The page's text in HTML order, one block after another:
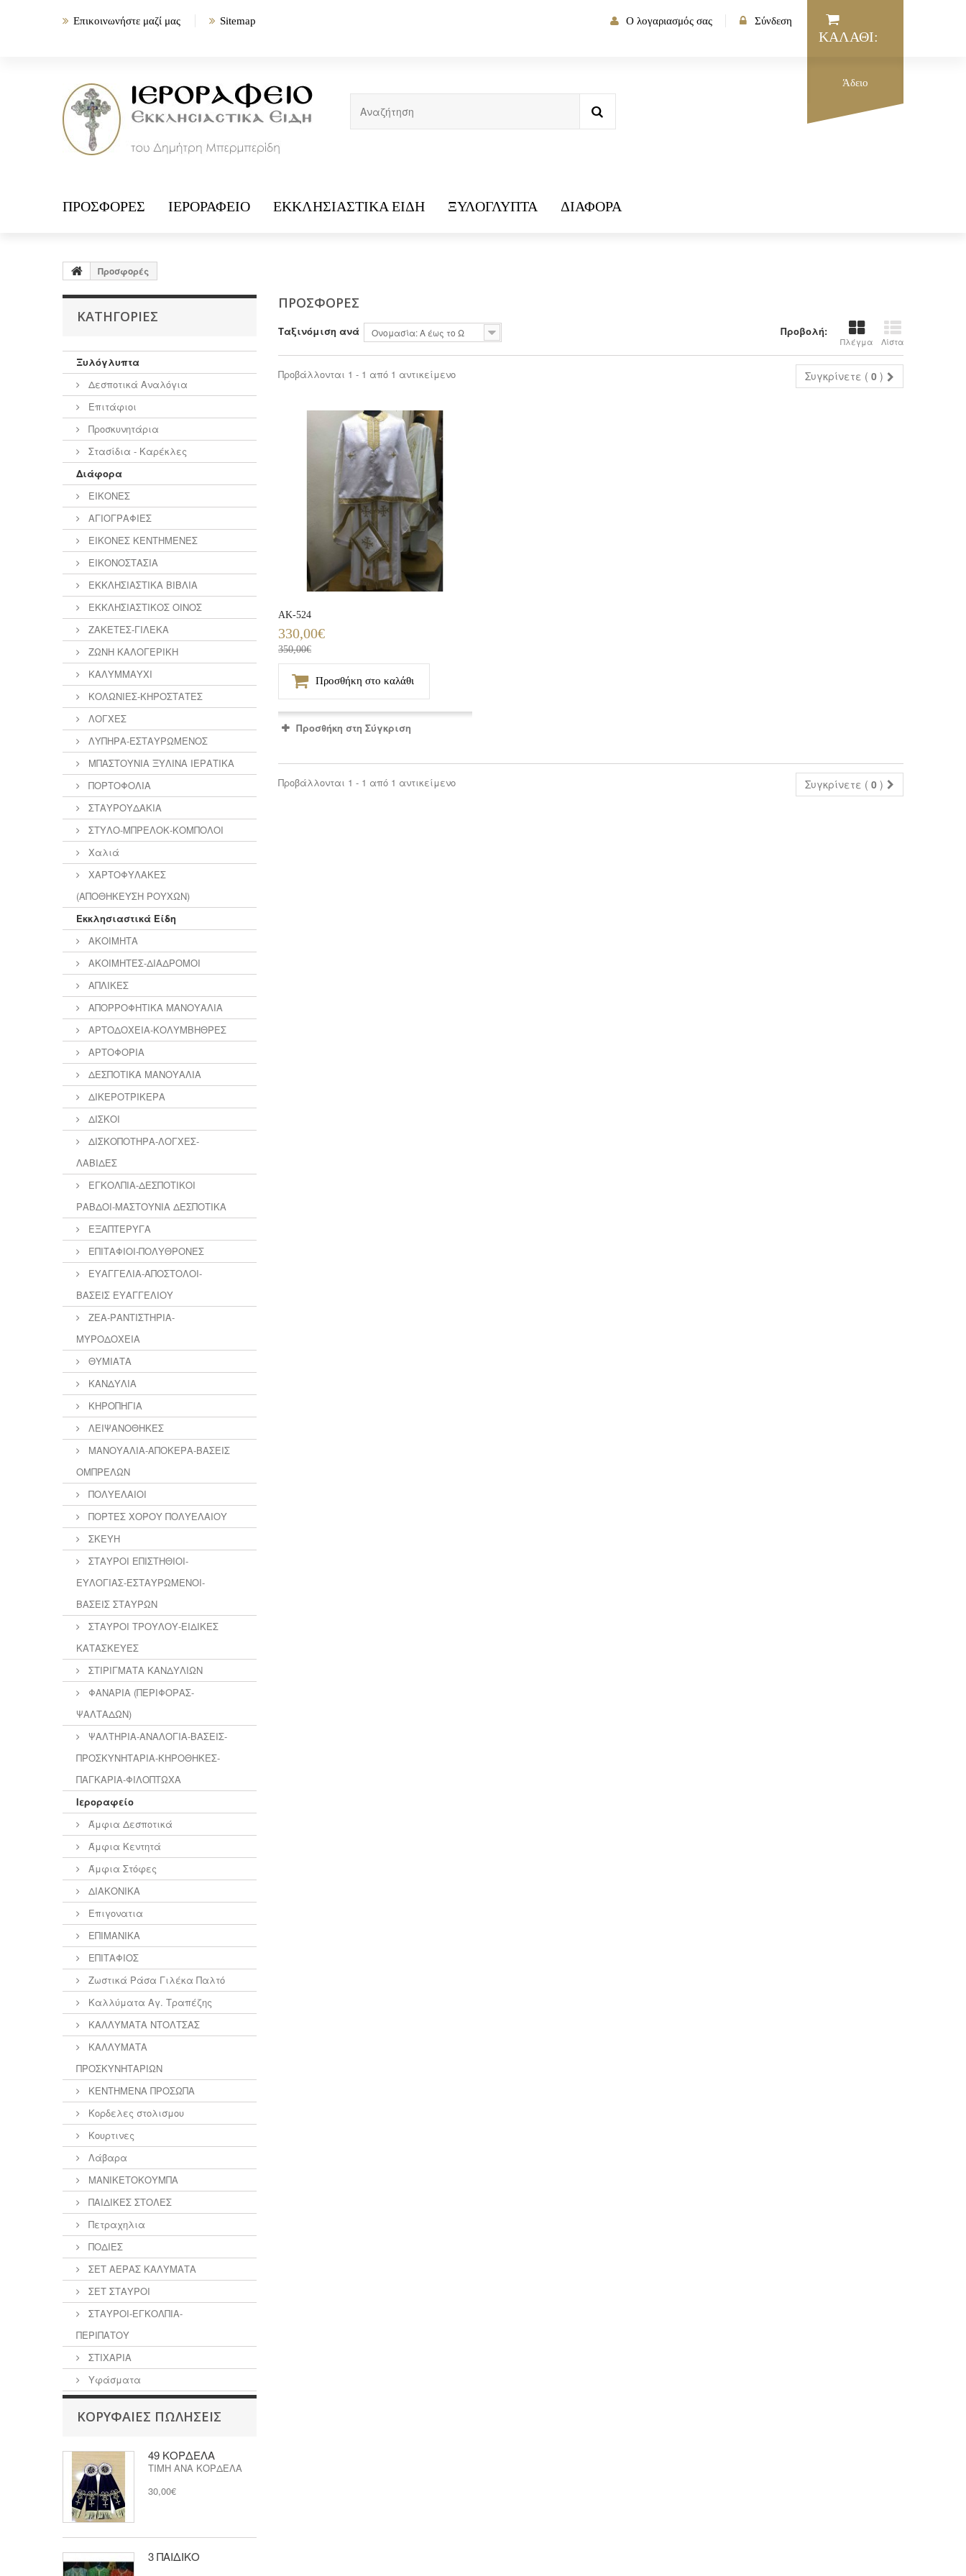
ΚΑΛΆΘΙ:
Άδειο
Σύνδεση
Ο λογαριασμός σας
Επικοινωνήστε μαζί μας Sitemap
ΠΡΟΣΦΟΡΈΣ ΙΕΡΟΡΑΦΕΊΟ ΕΚΚΛΗΣΙΑΣΤΙΚΆ ΕΊΔΗ ΞΥΛΌΓΛΥΠΤΑ ΔΙΆΦΟΡΑ
Προσφορές
ΚΑΤΗΓΟΡΊΕΣ
Ξυλόγλυπτα
Δεσποτικά Αναλόγια
Επιτάφιοι
Προσκυνητάρια
Στασίδια - Καρέκλες
Διάφορα
ΕΙΚΟΝΕΣ
ΑΓΙΟΓΡΑΦΙΕΣ
ΕΙΚΟΝΕΣ ΚΕΝΤΗΜΕΝΕΣ
ΕΙΚΟΝΟΣΤΑΣΙΑ
ΕΚΚΛΗΣΙΑΣΤΙΚΑ ΒΙΒΛΙΑ
ΕΚΚΛΗΣΙΑΣΤΙΚΟΣ ΟΙΝΟΣ
ΖΑΚΕΤΕΣ-ΓΙΛΕΚΑ
ΖΩΝΗ ΚΑΛΟΓΕΡΙΚΗ
ΚΑΛΥΜΜΑΥΧΙ
ΚΟΛΩΝΙΕΣ-ΚΗΡΟΣΤΑΤΕΣ
ΛΟΓΧΕΣ
ΛΥΠΗΡΑ-ΕΣΤΑΥΡΩΜΕΝΟΣ
ΜΠΑΣΤΟΥΝΙΑ ΞΥΛΙΝΑ ΙΕΡΑΤΙΚΑ
ΠΟΡΤΟΦΟΛΙΑ
ΣΤΑΥΡΟΥΔΑΚΙΑ
ΣΤΥΛΟ-ΜΠΡΕΛΟΚ-ΚΟΜΠΟΛΟΙ
Χαλιά
ΧΑΡΤΟΦΥΛΑΚΕΣ
(ΑΠΟΘΗΚΕΥΣΗ ΡΟΥΧΩΝ)
Εκκλησιαστικά Είδη
ΑΚΟΙΜΗΤΑ
ΑΚΟΙΜΗΤΕΣ-ΔΙΑΔΡΟΜΟΙ
ΑΠΛΙΚΕΣ
ΑΠΟΡΡΟΦΗΤΙΚΑ ΜΑΝΟΥΑΛΙΑ
ΑΡΤΟΔΟΧΕΙΑ-ΚΟΛΥΜΒΗΘΡΕΣ
ΑΡΤΟΦΟΡΙΑ
ΔΕΣΠΟΤΙΚΑ ΜΑΝΟΥΑΛΙΑ
ΔΙΚΕΡΟΤΡΙΚΕΡΑ
ΔΙΣΚΟΙ
ΔΙΣΚΟΠΟΤΗΡΑ-ΛΟΓΧΕΣ-
ΛΑΒΙΔΕΣ
ΕΓΚΟΛΠΙΑ-ΔΕΣΠΟΤΙΚΟΙ
ΡΑΒΔΟΙ-ΜΑΣΤΟΥΝΙΑ ΔΕΣΠΟΤΙΚΑ
ΕΞΑΠΤΕΡΥΓΑ
ΕΠΙΤΑΦΙΟΙ-ΠΟΛΥΘΡΟΝΕΣ
ΕΥΑΓΓΕΛΙΑ-ΑΠΟΣΤΟΛΟΙ-
ΒΑΣΕΙΣ ΕΥΑΓΓΕΛΙΟΥ
ΖΕΑ-ΡΑΝΤΙΣΤΗΡΙΑ-
ΜΥΡΟΔΟΧΕΙΑ
ΘΥΜΙΑΤΑ
ΚΑΝΔΥΛΙΑ
ΚΗΡΟΠΗΓΙΑ
ΛΕΙΨΑΝΟΘΗΚΕΣ
ΜΑΝΟΥΑΛΙΑ-ΑΠΟΚΕΡΑ-ΒΑΣΕΙΣ
ΟΜΠΡΕΛΩΝ
ΠΟΛΥΕΛΑΙΟΙ
ΠΟΡΤΕΣ ΧΟΡΟΥ ΠΟΛΥΕΛΑΙΟΥ
ΣΚΕΥΗ
ΣΤΑΥΡΟΙ ΕΠΙΣΤΗΘΙΟΙ-
ΕΥΛΟΓΙΑΣ-ΕΣΤΑΥΡΩΜΕΝΟΙ-
ΒΑΣΕΙΣ ΣΤΑΥΡΩΝ
ΣΤΑΥΡΟΙ ΤΡΟΥΛΟΥ-ΕΙΔΙΚΕΣ
ΚΑΤΑΣΚΕΥΕΣ
ΣΤΙΡΙΓΜΑΤΑ ΚΑΝΔΥΛΙΩΝ
ΦΑΝΑΡΙΑ (ΠΕΡΙΦΟΡΑΣ-
ΨΑΛΤΑΔΩΝ)
ΨΑΛΤΗΡΙΑ-ΑΝΑΛΟΓΙΑ-ΒΑΣΕΙΣ-
ΠΡΟΣΚΥΝΗΤΑΡΙΑ-ΚΗΡΟΘΗΚΕΣ-
ΠΑΓΚΑΡΙΑ-ΦΙΛΟΠΤΩΧΑ
Ιεροραφείο
Άμφια Δεσποτικά
Άμφια Κεντητά
Άμφια Στόφες
ΔΙΑΚΟΝΙΚΑ
Επιγονατια
ΕΠΙΜΑΝΙΚΑ
ΕΠΙΤΑΦΙΟΣ
Ζωστικά Ράσα Γιλέκα Παλτό
Καλλύματα Αγ. Τραπέζης
ΚΑΛΛΥΜΑΤΑ ΝΤΟΛΤΣΑΣ
ΚΑΛΛΥΜΑΤΑ
ΠΡΟΣΚΥΝΗΤΑΡΙΩΝ
ΚΕΝΤΗΜΕΝΑ ΠΡΟΣΩΠΑ
Κορδελες στολισμου
Κουρτινες
Λάβαρα
ΜΑΝΙΚΕΤΟΚΟΥΜΠΑ
ΠΑΙΔΙΚΕΣ ΣΤΟΛΕΣ
Πετραχηλια
ΠΟΔΙΕΣ
ΣΕΤ ΑΕΡΑΣ ΚΑΛΥΜΑΤΑ
ΣΕΤ ΣΤΑΥΡΟΙ
ΣΤΑΥΡΟΙ-ΕΓΚΟΛΠΙΑ-
ΠΕΡΙΠΑΤΟΥ
ΣΤΙΧΑΡΙΑ
Υφάσματα
ΚΟΡΥΦΑΊΕΣ ΠΩΛΉΣΕΙΣ
49 ΚΟΡΔΕΛΑ
ΤΙΜΗ ΑΝΑ ΚΟΡΔΕΛΑ
30,00€
3 ΠΑΙΔΙΚΟ
ΠΡΟΣΦΟΡΈΣ
Προβολή:
Πλέγμα Λίστα
Ταξινόμιση ανά Ονομασία: Α έως το Ω
Συγκρίνετε ( 0 )
Προβάλλονται 1 - 1 από 1 αντικείμενο
ΑΚ-524
330,00€
350,00€
Προσθήκη στο καλάθι
Προσθήκη στη Σύγκριση
Συγκρίνετε ( 0 )
Προβάλλονται 1 - 1 από 1 αντικείμενο